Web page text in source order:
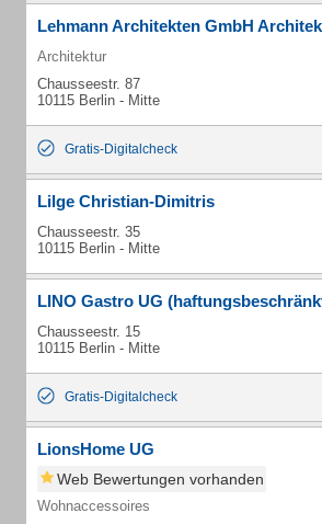
Lehmann Architekten GmbH
Architektur
Chausseestr. 87
10115 Berlin - Mitte
Gratis-Digitalcheck
Lilge Christian-Dimitris
Chausseestr. 35
10115 Berlin - Mitte
LINO Gastro UG
Chausseestr. 15
10115 Berlin - Mitte
Gratis-Digitalcheck
LionsHome UG
Web Bewertungen vorhanden
Wohnaccessoires